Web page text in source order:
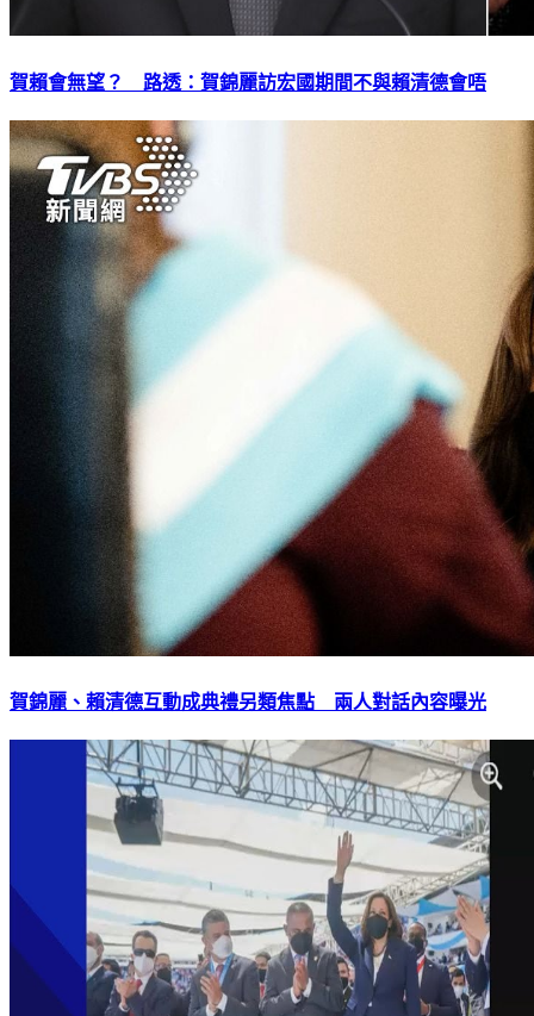
賀賴會無望？ 路透：賀錦麗訪宏國期間不與賴清德會唔
賀錦麗、賴清德互動成典禮另類焦點 兩人對話內容曝光